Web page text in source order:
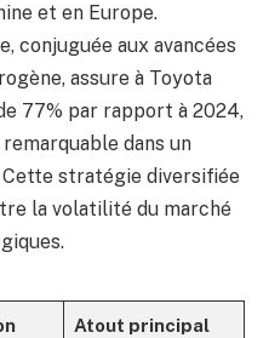
et en Europe.
conjuguée aux avancées
assure à Toyota
77% par rapport à 2024,
dans un
stratégie diversifiée
la volatilité du marché
Atout principal